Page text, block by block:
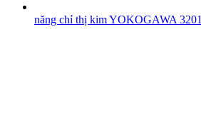
năng chỉ thị kim YOKOGAWA 3201